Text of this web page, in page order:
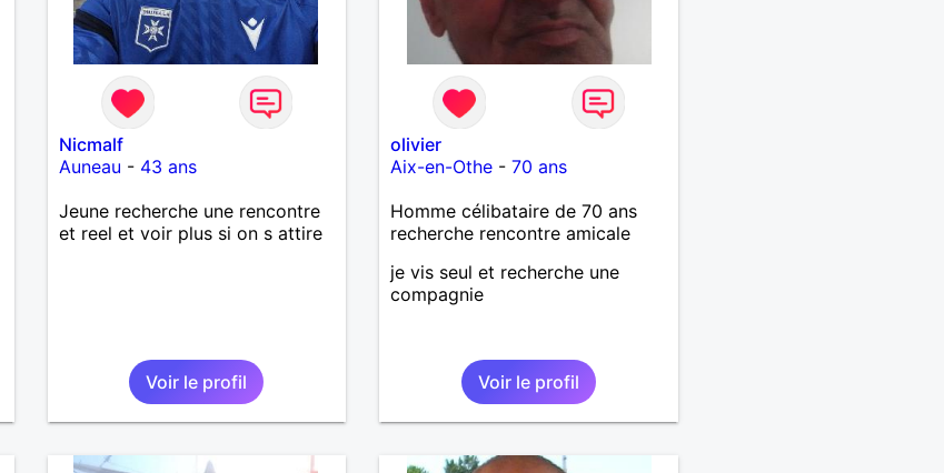
Nicmalf
Auneau - 43 ans
Jeune recherche une rencontre
et reel et voir plus si on s attire
Voir le profil
olivier
Aix-en-Othe -70 ans
Homme célibataire de 70 ans
recherche rencontre amicale
je vis seul et recherche une
compagnie
Voir le profil